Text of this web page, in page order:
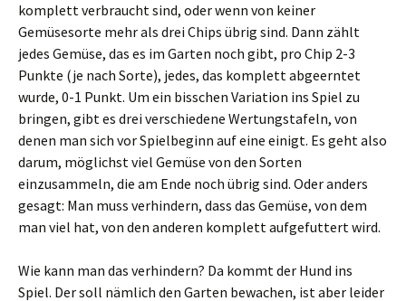
komplett verbraucht sind, oder wenn von keiner
Gemüsesorte mehr als drei Chips übrig sind. Dann zählt
jedes Gemüse, das es im Garten noch gibt, pro Chip 2-3
Punkte (je nach Sorte), jedes, das komplett abgeerntet
wurde, 0-1 Punkt. Um ein bisschen Variation ins Spiel zu
bringen, gibt es drei verschiedene Wertungstafeln, von
denen man sich vor Spielbeginn auf eine einigt. Es geht also
darum, möglichst viel Gemüse von den Sorten
einzusammeln, die am Ende noch übrig sind. Oder anders
gesagt: Man muss verhindern, dass das Gemüse, von dem
man viel hat, von den anderen komplett aufgefuttert wird.
Wie kann man das verhindern? Da kommt der Hund ins
Spiel. Der soll nämlich den Garten bewachen, ist aber leider